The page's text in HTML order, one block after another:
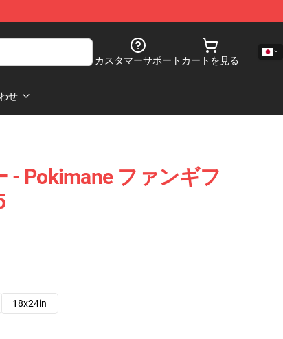
カスタマーサポート カートを見る
せ
- Pokimane ファンギフ
18x24in